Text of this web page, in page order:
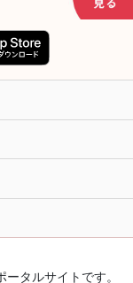
タルサイトです。